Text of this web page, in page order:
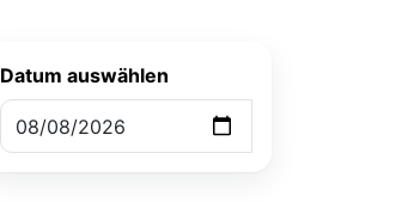
Datum auswählen